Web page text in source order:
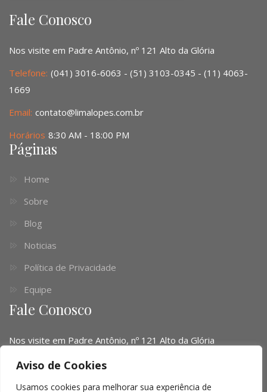
Aviso de Cookies
Usamos cookies para melhorar sua experiência de
Fale Conosco
Nos visite em Padre Antônio, nº 121 Alto da Glória
Telefone: (041) 3016-6063 - (51) 3103-0345 - (11) 4063-
1669
Email: contato@limalopes.com.br
Horários 8:30 AM - 18:00 PM
Páginas
Home
Sobre
Blog
Noticias
Política de Privacidade
Equipe
Fale Conosco
Nos visite em Padre Antônio, nº 121 Alto da Glória
Telefone: (041) 3016-6063 - (51) 3103-0345 - (11) 4063-